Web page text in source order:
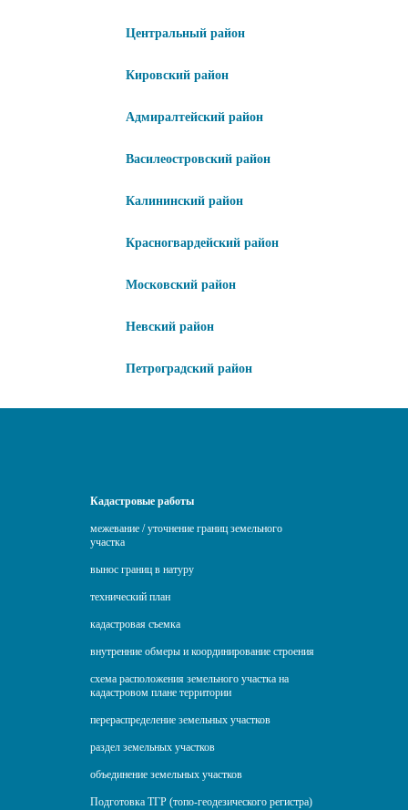
Центральный район
Кировский район
Адмиралтейский район
Василеостровский район
Калининский район
Красногвардейский район
Московский район
Невский район
Петроградский район
Кадастровые работы
межевание / уточнение границ земельного
участка
вынос границ в натуру
технический план
кадастровая съемка
внутренние обмеры и координирование строения
схема расположения земельного участка на
кадастровом плане территории
перераспределение земельных участков
раздел земельных участков
объединение земельных участков
Подготовка ТГР (топо-геодезического регистра)